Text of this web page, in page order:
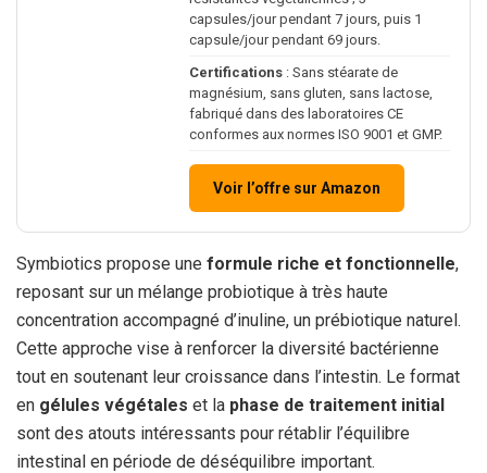
capsules/jour pendant 7 jours, puis 1
capsule/jour pendant 69 jours.
Certifications : Sans stéarate de
magnésium, sans gluten, sans lactose,
fabriqué dans des laboratoires CE
conformes aux normes ISO 9001 et GMP.
Voir l’offre sur Amazon
Symbiotics propose une formule riche et fonctionnelle,
reposant sur un mélange probiotique à très haute
concentration accompagné d’inuline, un prébiotique naturel.
Cette approche vise à renforcer la diversité bactérienne
tout en soutenant leur croissance dans l’intestin. Le format
en gélules végétales et la phase de traitement initial
sont des atouts intéressants pour rétablir l’équilibre
intestinal en période de déséquilibre important.